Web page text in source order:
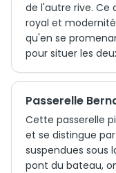
de l'autre rive.
royal et
qu'en se
pour situer les
Passerelle
Cette passerelle
et se distingue
suspendues sous
pont du bateau,